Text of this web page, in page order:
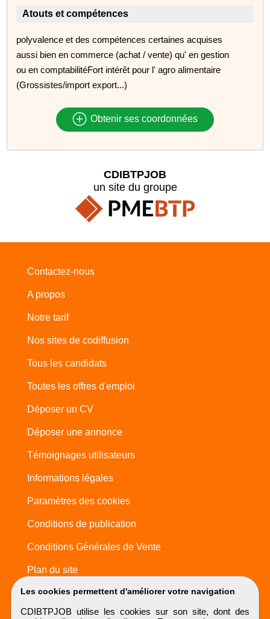
Atouts et compétences
polyvalence et des compétences certaines acquises
aussi bien en commerce (achat / vente) qu' en gestion
ou en comptabilitéFort intérêt pour l' agro alimentaire
(Grossistes/import export...)
Obtenir ses coordonnées
Les cookies permettent d'améliorer votre navigation
CDIBTPJOB utilise les cookies sur son site, dont des
CDIBTPJOB
un site du groupe
Contactez-nous
A propos
Notre tarif
Nos sites de codiffusion
Tous les candidats
Toutes les offres d'emploi
Déposer un CV
Déposer une annonce
Témoignages utilisateurs
Informations légales
Paramètres des cookies
Conditions de publication
Conditions Générales de Vente
Plan du site